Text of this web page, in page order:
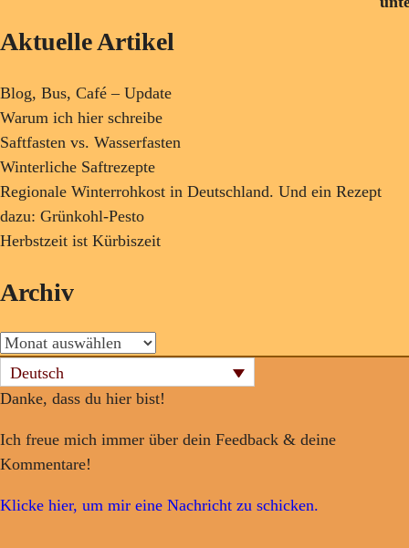
Aktuelle Artikel
Blog, Bus, Café – Update
Warum ich hier schreibe
Saftfasten vs. Wasserfasten
Winterliche Saftrezepte
Regionale Winterrohkost in Deutschland. Und ein Rezept
dazu: Grünkohl-Pesto
Herbstzeit ist Kürbiszeit
Archiv
Deutsch
Danke, dass du hier bist!
Ich freue mich immer über dein Feedback & deine
Kommentare!
Klicke hier, um mir eine Nachricht zu schicken.